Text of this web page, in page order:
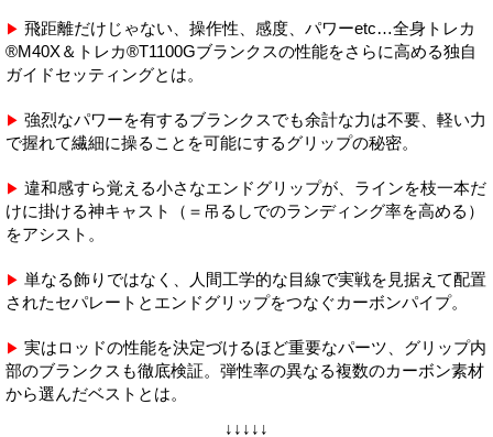
▶ 飛距離だけじゃない、操作性、感度、パワーetc…全身トレカ
®M40X＆トレカ®T1100Gブランクスの性能をさらに高める独自
ガイドセッティングとは。
▶ 強烈なパワーを有するブランクスでも余計な力は不要、軽い力
で握れて繊細に操ることを可能にするグリップの秘密。
▶ 違和感すら覚える小さなエンドグリップが、ラインを枝一本だ
けに掛ける神キャスト（＝吊るしでのランディング率を高める）
をアシスト。
▶ 単なる飾りではなく、人間工学的な目線で実戦を見据えて配置
されたセパレートとエンドグリップをつなぐカーボンパイプ。
▶ 実はロッドの性能を決定づけるほど重要なパーツ、グリップ内
部のブランクスも徹底検証。弾性率の異なる複数のカーボン素材
から選んだベストとは。
↓↓↓↓↓